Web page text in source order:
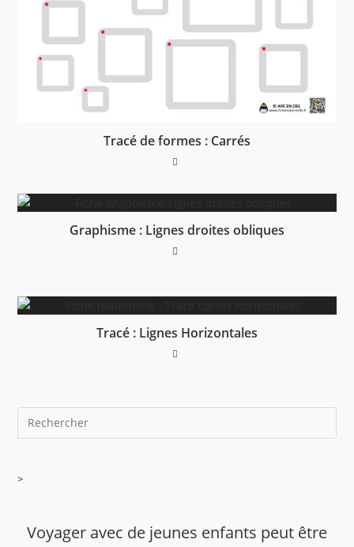
Tracé de formes : Carrés
Graphisme : Lignes droites obliques
Tracé : Lignes Horizontales
>
Voyager avec de jeunes enfants peut être